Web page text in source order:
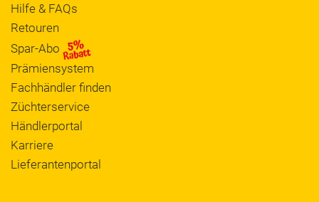
Hilfe & FAQs
Retouren
Spar-Abo
Prämiensystem
Fachhändler finden
Züchterservice
Händlerportal
Karriere
Lieferantenportal